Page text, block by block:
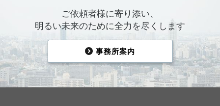
ご依頼者様に寄り添い、
明るい未来のために全力を尽くします
事務所案内